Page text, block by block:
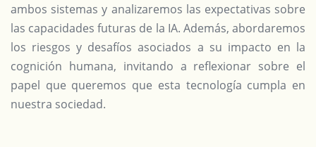
ambos sistemas y analizaremos las expectativas sobre
las capacidades futuras de la IA. Además, abordaremos
los riesgos y desafíos asociados a su impacto en la
cognición humana, invitando a reflexionar sobre el
papel que queremos que esta tecnología cumpla en
nuestra sociedad.